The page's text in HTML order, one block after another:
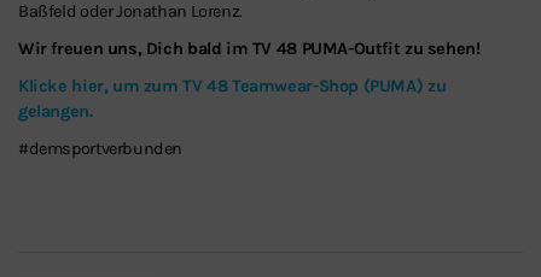
Baßfeld oder Jonathan Lorenz.
Wir freuen uns, Dich bald im TV 48 PUMA-Outfit zu sehen!
Klicke hier, um zum TV 48 Teamwear-Shop (PUMA) zu
gelangen.
#demsportverbunden